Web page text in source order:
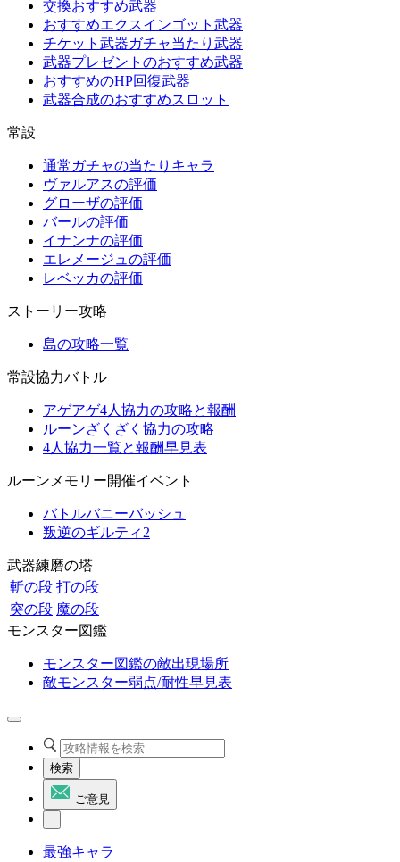
交換おすすめ武器
おすすめエクスインゴット武器
チケット武器ガチャ当たり武器
武器プレゼントのおすすめ武器
おすすめのHP回復武器
武器合成のおすすめスロット
常設
通常ガチャの当たりキャラ
ヴァルアスの評価
グローザの評価
バールの評価
イナンナの評価
エレメージュの評価
レベッカの評価
ストーリー攻略
島の攻略一覧
常設協力バトル
アゲアゲ4人協力の攻略と報酬
ルーンざくざく協力の攻略
4人協力一覧と報酬早見表
ルーンメモリー開催イベント
バトルバニーバッシュ
叛逆のギルティ2
武器練磨の塔
斬の段 打の段
突の段 魔の段
モンスター図鑑
モンスター図鑑の敵出現場所
敵モンスター弱点/耐性早見表
検索
ご意見
最強キャラ